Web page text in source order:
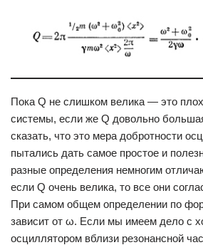
Пока Q не слишком велика — это
системы, если же Q довольно
сказать, что это мера добротности
пытались дать самое простое и
разные определения немногим
если Q очень велика, то все они
При самом общем определении по
зависит от ω. Если мы имеем дело с
осциллятором вблизи резонансной